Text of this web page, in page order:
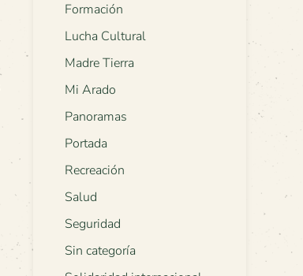
Formación
Lucha Cultural
Madre Tierra
Mi Arado
Panoramas
Portada
Recreación
Salud
Seguridad
Sin categoría